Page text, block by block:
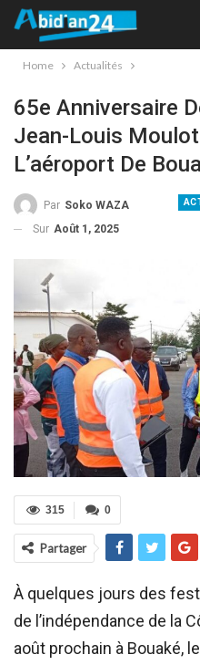
Home Actualités
65e Anniversaire
Jean-Louis
L’aéroport De
Par Soko WAZA
Sur Août 1, 2025
0
315
Partager
À quelques jours des
de l’indépendance de la
août prochain à Bouaké,